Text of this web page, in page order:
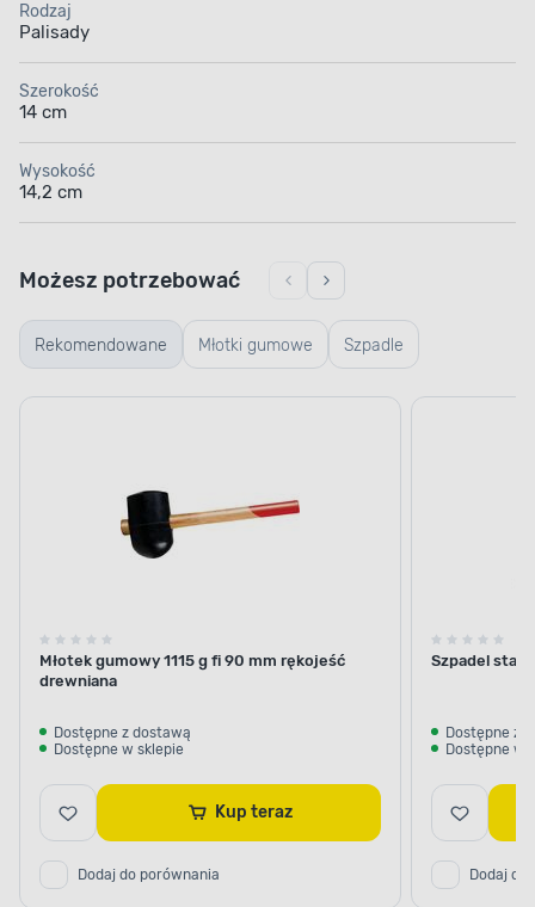
Rodzaj
Palisady
Szerokość
14 cm
Wysokość
14,2 cm
Rekomendowane Młotki gumowe Szpadle
Możesz potrzebować
Młotek gumowy 1115 g fi 90 mm rękojeść
drewniana
Dostępne z dostawą
Dostępne w sklepie
Kup teraz
Dodaj do porównania
Szpadel
Dostępne z
Dostępne w
Dodaj do